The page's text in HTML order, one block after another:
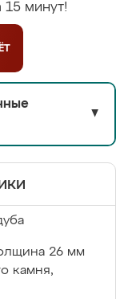
15 минут!
▼
26 мм
камня,